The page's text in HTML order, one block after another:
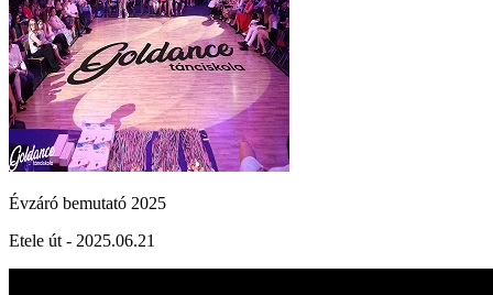
Évzáró bemutató 2025
Etele út - 2025.06.21